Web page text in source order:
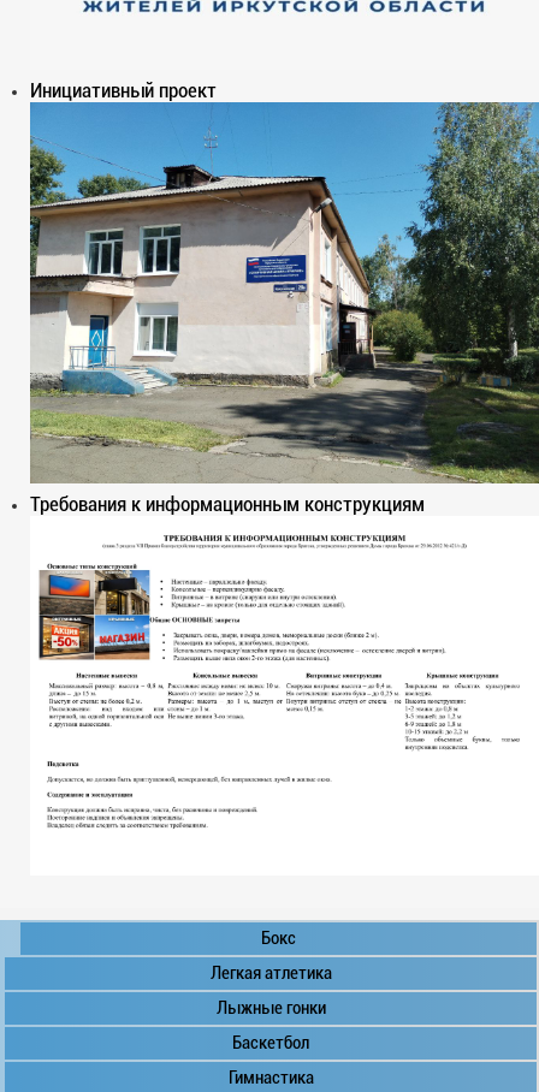
Инициативный проект
Требования к информационным конструкциям
Бокс
Легкая атлетика
Лыжные гонки
Баскетбол
Гимнастика